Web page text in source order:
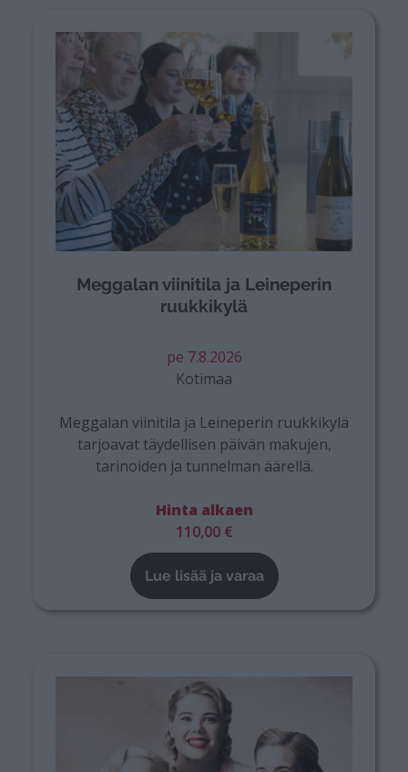
Meggalan viinitila ja Leineperin
ruukkikylä
pe 7.8.2026
Kotimaa
Meggalan viinitila ja Leineperin ruukkikylä
tarjoavat täydellisen päivän makujen,
tarinoiden ja tunnelman äärellä.
Hinta alkaen
110,00 €
Lue lisää ja varaa